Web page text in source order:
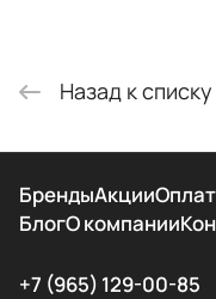
Назад к списку
БрендыАкции
БлогО компании
+7 (965) 129-00-85